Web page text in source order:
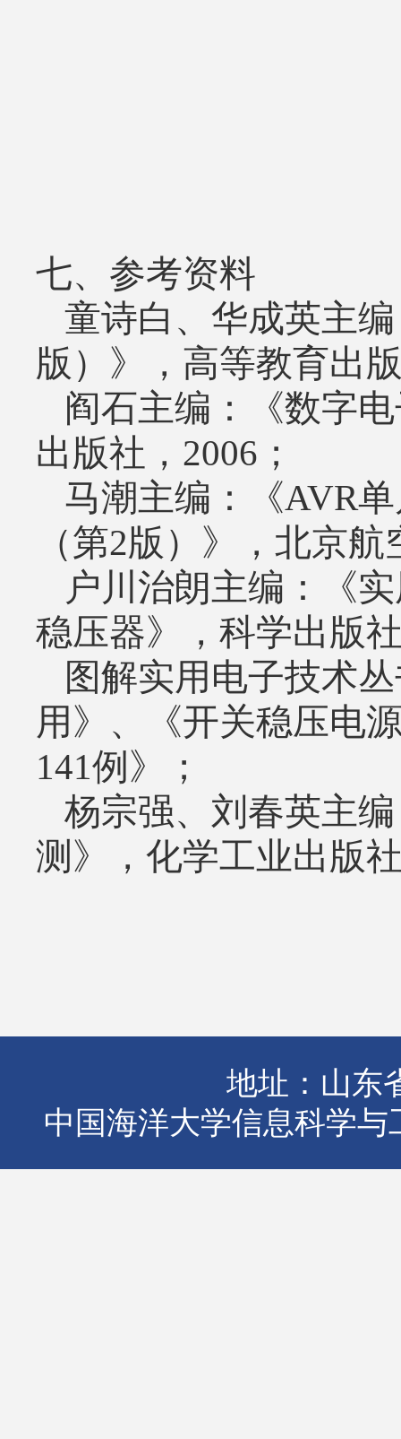
七、参考资料
童诗白、华成英主
版）》，高等教育出
阎石主编：《数字
出版社， 2006 ；
马潮主编：《AVR
（第2版）》，北京航
户川治朗主编：《
稳压器》，科学出版
图解实用电子技术
用》、《开关稳压电
141例》；
杨宗强、刘春英主
测》，化学工业出版
地址：山东
中国海洋大学信息科学